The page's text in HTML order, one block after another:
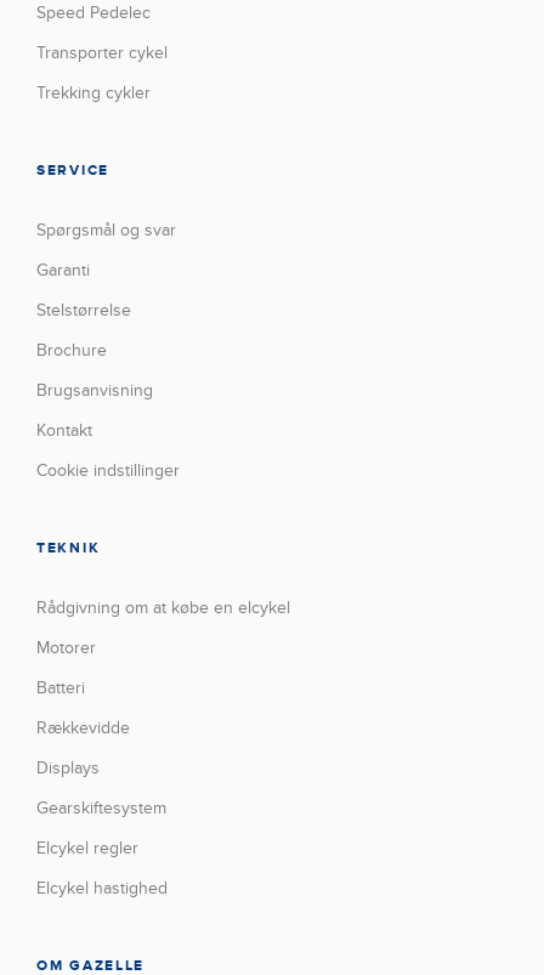
Speed Pedelec
Transporter cykel
Trekking cykler
SERVICE
Spørgsmål og svar
Garanti
Stelstørrelse
Brochure
Brugsanvisning
Kontakt
Cookie indstillinger
TEKNIK
Rådgivning om at købe en elcykel
Motorer
Batteri
Rækkevidde
Displays
Gearskiftesystem
Elcykel regler
Elcykel hastighed
OM GAZELLE